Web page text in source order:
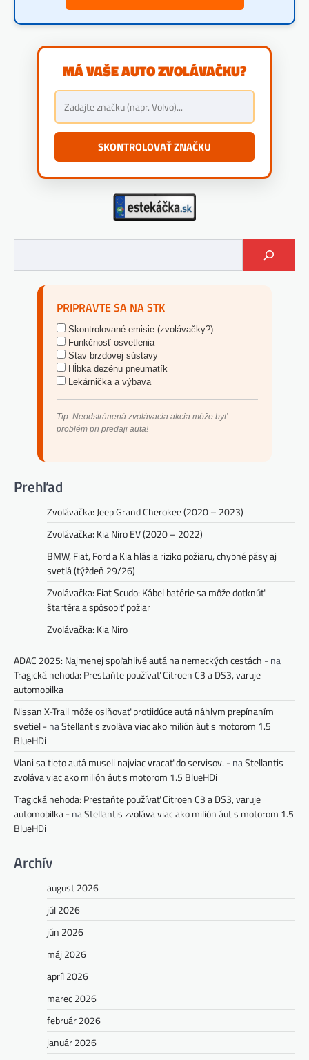
MÁ VAŠE AUTO ZVOLÁVAČKU?
SKONTROLOVAŤ ZNAČKU
PRIPRAVTE SA NA STK
Skontrolované emisie (zvolávačky?)
Funkčnosť osvetlenia
Stav brzdovej sústavy
Hĺbka dezénu pneumatík
Lekárnička a výbava
Tip: Neodstránená zvolávacia akcia môže byť
problém pri predaji auta!
Prehľad
Zvolávačka: Jeep Grand Cherokee (2020 – 2023)
Zvolávačka: Kia Niro EV (2020 – 2022)
BMW, Fiat, Ford a Kia hlásia riziko požiaru, chybné pásy aj
svetlá (týždeň 29/26)
Zvolávačka: Fiat Scudo: Kábel batérie sa môže dotknúť
štartéra a spôsobiť požiar
Zvolávačka: Kia Niro
ADAC 2025: Najmenej spoľahlivé autá na nemeckých cestách -na
Tragická nehoda: Prestaňte používať Citroen C3 a DS3, varuje
automobilka
Nissan X-Trail môže oslňovať protiidúce autá náhlym prepínaním
svetiel -naStellantis zvoláva viac ako milión áut s motorom 1.5
BlueHDi
Vlani sa tieto autá museli najviac vracať do servisov. -naStellantis
zvoláva viac ako milión áut s motorom 1.5 BlueHDi
Tragická nehoda: Prestaňte používať Citroen C3 a DS3, varuje
automobilka -naStellantis zvoláva viac ako milión áut s motorom 1.5
BlueHDi
Archív
august 2026
júl 2026
jún 2026
máj 2026
apríl 2026
marec 2026
február 2026
január 2026